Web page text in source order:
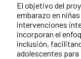
El objetivo del
embarazo en
intervenciones
incorporan el
inclusión,
adolescentes para